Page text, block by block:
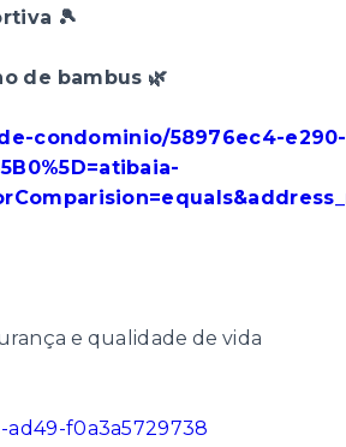
🎾
de bambus 🌿
condominio/58976ec4-
e qualidade de vida
f0a3a5729738